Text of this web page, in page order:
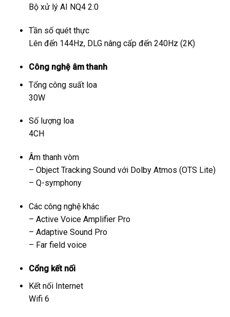
Bộ xử lý AI NQ4 2.0
Tần số quét thực
Lên đến 144Hz, DLG nâng cấp đến 240Hz (2K)
Công nghệ âm thanh
Tổng công suất loa
30W
Số lượng loa
4CH
Âm thanh vòm
– Object Tracking Sound với Dolby Atmos (OTS Lite)
– Q-symphony
Các công nghệ khác
– Active Voice Amplifier Pro
– Adaptive Sound Pro
– Far field voice
Cổng kết nối
Kết nối Internet
Wifi 6